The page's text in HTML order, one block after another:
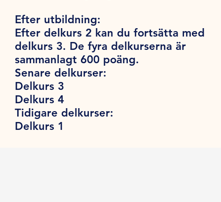
Efter utbildning:
Efter delkurs 2 kan du fortsätta med
delkurs 3. De fyra delkurserna är
sammanlagt 600 poäng.
Senare delkurser:
Delkurs 3
Delkurs 4
Tidigare delkurser:
Delkurs 1